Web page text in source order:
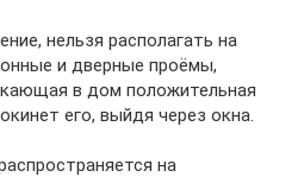
нельзя располагать на
и дверные проёмы,
в дом положительная
его, выйдя через окна.
на